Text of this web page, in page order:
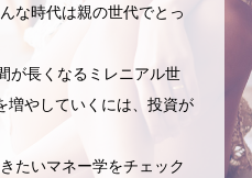
な時代は親の世代でとっ
が長くなるミレニアル世
増やしていくには、投資が
たいマネー学をチェック